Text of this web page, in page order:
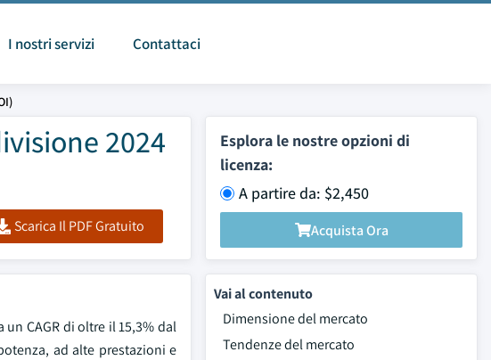
I nostri servizi Contattaci
2024
Scarica Il PDF Gratuito
Esplora le nostre opzioni di
licenza:
A partire da: $2,450
Acquista Ora
CAGR di oltre il 15,3% dal
ad alte prestazioni e
Vai al contenuto
Dimensione del mercato
Tendenze del mercato